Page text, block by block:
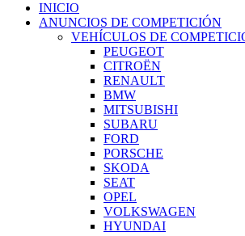
INICIO
ANUNCIOS DE COMPETICIÓN
VEHÍCULOS DE
PEUGEOT
CITROËN
RENAULT
BMW
MITSUBISHI
SUBARU
FORD
PORSCHE
SKODA
SEAT
OPEL
VOLKSWAGEN
HYUNDAI